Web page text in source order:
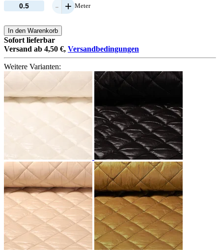
- + Meter
In den Warenkorb
Sofort lieferbar
Versand ab 4,50 €, Versandbedingungen
Weitere Varianten: